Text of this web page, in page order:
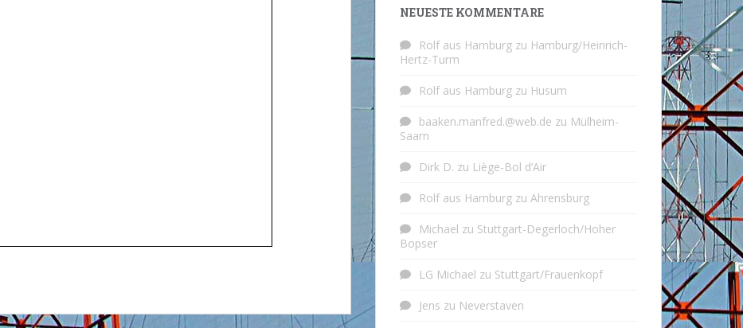
NEUESTE KOMMENTARE
Rolf aus Hamburg zu Hamburg/Heinrich-
Hertz-Turm
Rolf aus Hamburg zu Husum
baaken.manfred.@web.de zu Mülheim-
Saarn
Dirk D. zu Liège-Bol d’Air
Rolf aus Hamburg zu Ahrensburg
Michael zu Stuttgart-Degerloch/Hoher
Bopser
LG Michael zu Stuttgart/Frauenkopf
Jens zu Neverstaven